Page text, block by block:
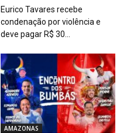
Eurico Tavares recebe
condenação por violência e
deve pagar R$ 30...
AMAZONAS